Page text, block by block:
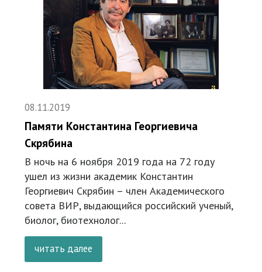
08.11.2019
Памяти Константина Георгиевича
Скрябина
В ночь на 6 ноября 2019 года на 72 году
ушел из жизни академик Константин
Георгиевич Скрябин – член Академического
совета ВИР, выдающийся российский ученый,
биолог, биотехнолог...
читать далее